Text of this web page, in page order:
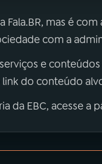
mas é
com a
e
do conteúdo
da EBC, acesse a